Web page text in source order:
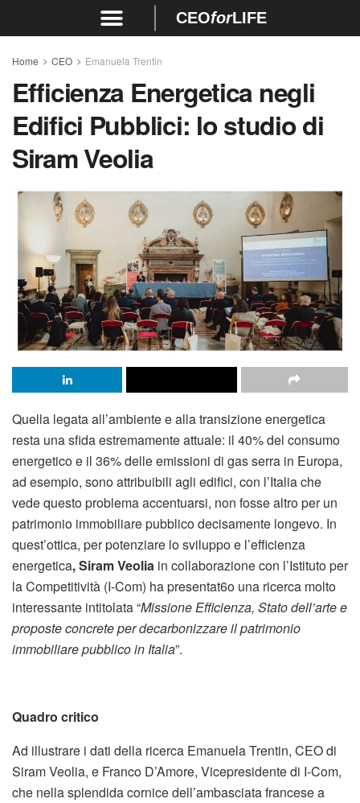
CEOforLIFE
Home CEO Emanuela Trentin
Efficienza Energetica negli
Edifici Pubblici: lo studio di
Siram Veolia
Quella legata all’ambiente e alla transizione energetica
resta una sfida estremamente attuale: il 40% del consumo
energetico e il 36% delle emissioni di gas serra in Europa,
ad esempio, sono attribuibili agli edifici, con l’Italia che
vede questo problema accentuarsi, non fosse altro per un
patrimonio immobiliare pubblico decisamente longevo. In
quest’ottica, per potenziare lo sviluppo e l’efficienza
energetica, Siram Veolia in collaborazione con l’Istituto per
la Competitività (I-Com) ha presentat6o una ricerca molto
interessante intitolata “Missione Efficienza, Stato dell’arte e
proposte concrete per decarbonizzare il patrimonio
immobiliare pubblico in Italia”.
Quadro critico
Ad illustrare i dati della ricerca Emanuela Trentin, CEO di
Siram Veolia, e Franco D’Amore, Vicepresidente di I-Com,
che nella splendida cornice dell’ambasciata francese a